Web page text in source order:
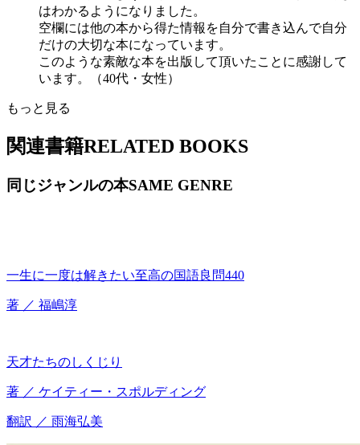
はわかるようになりました。
空欄には他の本から得た情報を自分で書き込んで自分
だけの大切な本になっています。
このような素敵な本を出版して頂いたことに感謝して
います。（40代・女性）
もっと見る
関連書籍RELATED BOOKS
同じジャンルの本SAME GENRE
一生に一度は解きたい至高の国語良問440
著 ／ 福嶋淳
天才たちのしくじり
著 ／ ケイティー・スポルディング
翻訳 ／ 雨海弘美